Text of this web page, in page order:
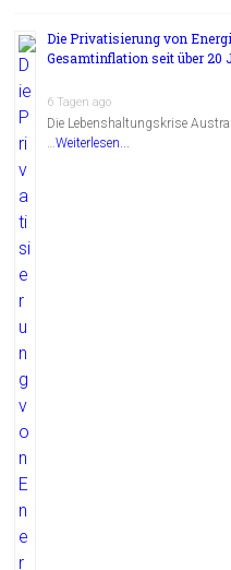
Die Privatisierung von
Gesamtinflation seit über 20
6 Tagen ago
Die Lebenshaltungskrise
…Weiterlesen...